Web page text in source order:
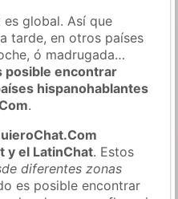
es global. Así que
tarde, en otros países
ó madrugada…
posible encontrar
hispanohablantes
.
y el LatinChat. Estos
diferentes zonas
es posible encontrar